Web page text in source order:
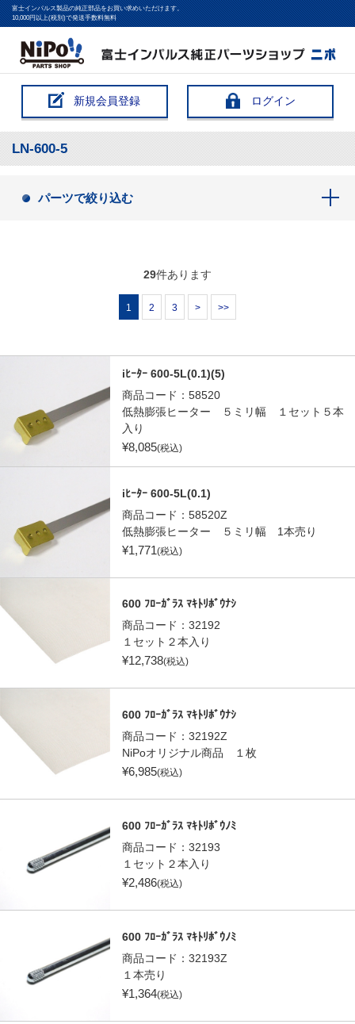
富士インパルス製品の純正部品をお買い求めいただけます。
10,000円以上(税別)で発送手数料無料
新規会員登録 ログイン
LN-600-5
パーツで絞り込む
29件あります
1 2 3 > >>
iﾋｰﾀｰ 600-5L(0.1)(5)
商品コード： 58520
低熱膨張ヒーター ５ミリ幅 １セット５本
入り
¥8,085(税込)
iﾋｰﾀｰ 600-5L(0.1)
商品コード： 58520Z
低熱膨張ヒーター ５ミリ幅 1本売り
¥1,771(税込)
600 ﾌﾛｰｶﾞﾗｽ ﾏｷﾄﾘﾎﾞｳﾅｼ
商品コード： 32192
１セット２本入り
¥12,738(税込)
600 ﾌﾛｰｶﾞﾗｽ ﾏｷﾄﾘﾎﾞｳﾅｼ
商品コード： 32192Z
NiPoオリジナル商品 １枚
¥6,985(税込)
600 ﾌﾛｰｶﾞﾗｽ ﾏｷﾄﾘﾎﾞｳﾉﾐ
商品コード： 32193
１セット２本入り
¥2,486(税込)
600 ﾌﾛｰｶﾞﾗｽ ﾏｷﾄﾘﾎﾞｳﾉﾐ
商品コード： 32193Z
１本売り
¥1,364(税込)